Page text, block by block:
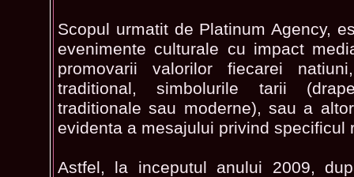
Scopul urmatit de Platinum Agency,
evenimente culturale cu impact
promovarii valorilor fiecarei
traditional, simbolurile tarii
traditionale sau moderne), sau a
evidenta a mesajului privind specificul
Astfel, la inceputul anului 2009,